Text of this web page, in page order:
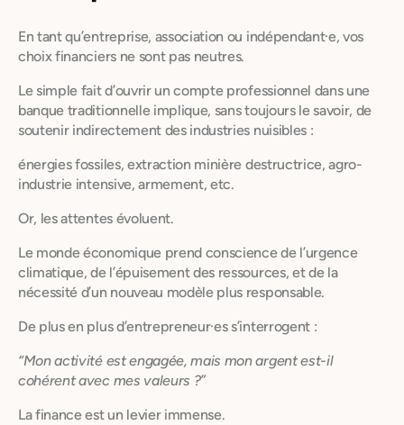
En tant qu’entreprise, association ou indépendant·e, vos
choix financiers ne sont pas neutres.
Le simple fait d’ouvrir un compte professionnel dans une
banque traditionnelle implique, sans toujours le savoir, de
soutenir indirectement des industries nuisibles :
énergies fossiles, extraction minière destructrice, agro-
industrie intensive, armement, etc.
Or, les attentes évoluent.
Le monde économique prend conscience de l’urgence
climatique, de l’épuisement des ressources, et de la
nécessité d’un nouveau modèle plus responsable.
De plus en plus d’entrepreneur·es s’interrogent :
“Mon activité est engagée, mais mon argent est-il
cohérent avec mes valeurs ?”
La finance est un levier immense.